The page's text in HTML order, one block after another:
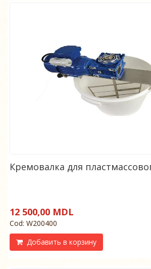
Кремовалка для
12 500,00 MDL
Cod: W200400
Добавить в корзину